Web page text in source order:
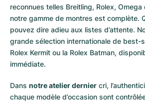
reconnues telles Breitling, Rolex, Omega
notre gamme de montres est complète.
pouvez dire adieu aux listes d’attente.
grande sélection internationale de best-
Rolex Kermit ou la Rolex Batman,
immédiate.
Dans notre atelier dernier cri,
chaque modèle d’occasion sont